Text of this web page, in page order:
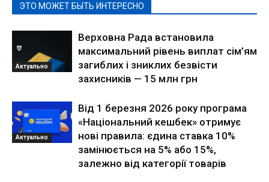
ЭТО МОЖЕТ БЫТЬ ИНТЕРЕСНО
Актуально
Верховна Рада встановила
максимальний рівень виплат сім’ям
загиблих і зниклих безвісти
захисників — 15 млн грн
Актуально
Від 1 березня 2026 року програма
«Національний кешбек» отримує
нові правила: єдина ставка 10%
замінюється на 5% або 15%,
залежно від категорії товарів